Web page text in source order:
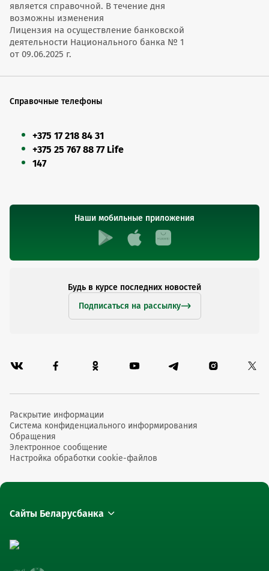
является справочной. В течение дня
возможны изменения
Лицензия на осуществление банковской
деятельности Национального банка № 1
от 09.06.2025 г.
Справочные телефоны
+375 17 218 84 31
+375 25 767 88 77 Life
147
Наши мобильные приложения
Будь в курсе последних новостей
Подписаться на рассылку
Раскрытие информации
Система конфиденциального информирования
Обращения
Электронное сообщение
Настройка обработки cookie-файлов
Сайты Беларусбанка